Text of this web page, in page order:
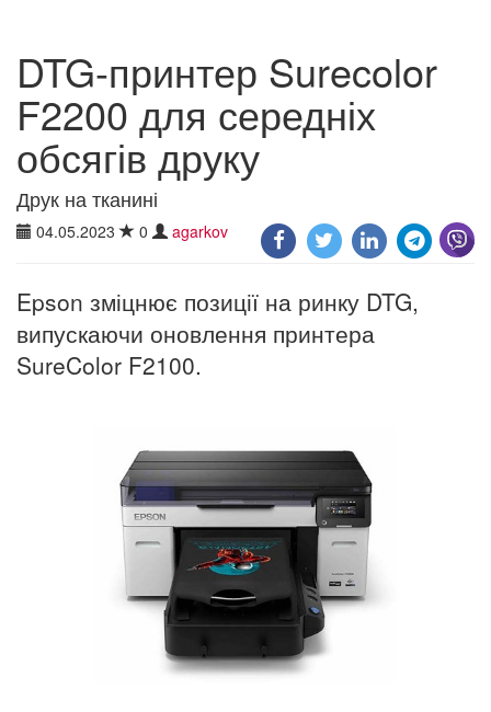
DTG-принтер Surecolor
F2200 для середніх
обсягів друку
Друк на тканині
04.05.2023 0 agarkov
Epson зміцнює позиції на ринку DTG,
випускаючи оновлення принтера
SureColor F2100.